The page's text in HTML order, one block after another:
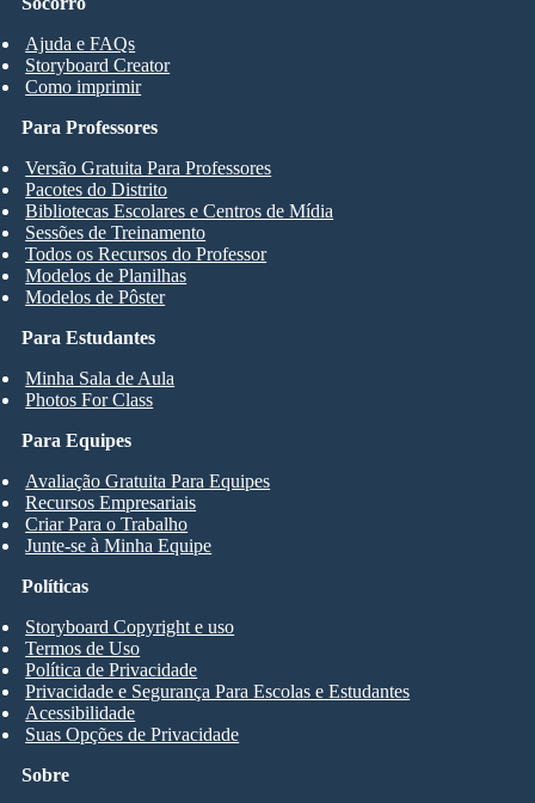
Ajuda e FAQs
Storyboard Creator
Como imprimir
Para Estudantes
Minha Sala de Aula
Photos For Class
Para Professores
Versão Gratuita Para Professores
Pacotes do Distrito
Bibliotecas Escolares e Centros de Mídia
Sessões de Treinamento
Todos os Recursos do Professor
Modelos de Planilhas
Modelos de Pôster
Para Equipes
Avaliação Gratuita Para Equipes
Recursos Empresariais
Criar Para o Trabalho
Junte-se à Minha Equipe
Sobre
Políticas
Storyboard Copyright e uso
Termos de Uso
Política de Privacidade
Privacidade e Segurança Para Escolas e Estudantes
Acessibilidade
Suas Opções de Privacidade